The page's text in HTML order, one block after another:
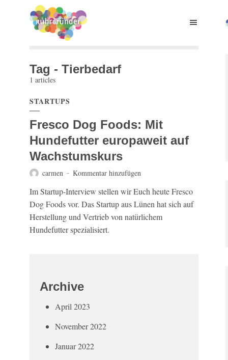
Tag - Tierbedarf
1 articles
STARTUPS
Fresco Dog Foods: Mit
Hundefutter europaweit auf
Wachstumskurs
carmen Kommentar hinzufügen
Im Startup-Interview stellen wir Euch heute Fresco
Dog Foods vor. Das Startup aus Lünen hat sich auf
Herstellung und Vertrieb von natürlichem
Hundefutter spezialisiert.
Archive
April 2023
November 2022
Januar 2022